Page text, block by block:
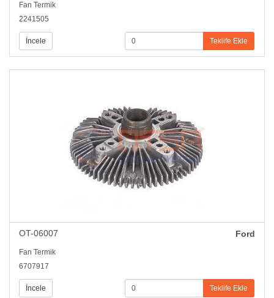
Fan Termik
2241505
İncele Teklife Ekle
OT-06007 Ford
Fan Termik
6707917
İncele Teklife Ekle